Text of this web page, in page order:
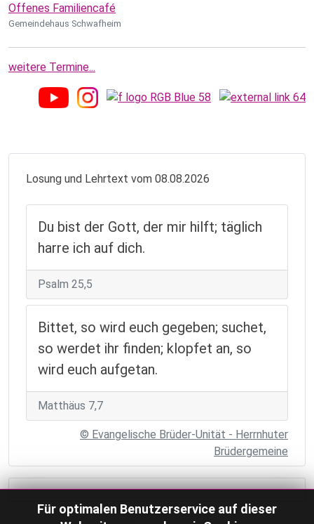
Offenes Familiencafé
Gemeindehaus Schwafheim
weitere Termine...
Losung und Lehrtext vom 08.08.2026
Du bist der Gott, der mir hilft; täglich
harre ich auf dich.
Psalm 25,5
Bittet, so wird euch gegeben; suchet,
so werdet ihr finden; klopfet an, so
wird euch aufgetan.
Matthäus 7,7
© Evangelische Brüder-Unität - Herrnhuter
Brüdergemeine
Für optimalen Benutzerservice auf dieser